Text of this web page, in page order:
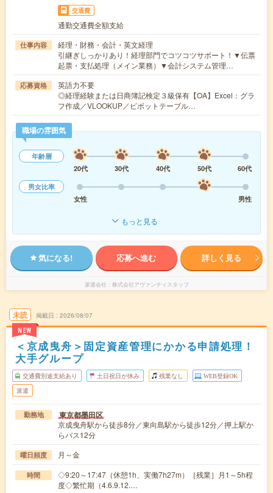
交通費
通勤交通費全額支給
仕事内容
経理・財務・会計・英文経理
引継ぎしっかりあり！経理部門でコツコツサポート！▼伝票
起票・支払処理（メイン業務）▼会計システム管理…
応募資格
英語力不要
◎経理経験または日商簿記検定３級保有【OA】Excel：グラ
フ作成／VLOOKUP／ピボットテーブル…
職場の雰囲気
年齢層
20代
30代 40代 50代
60代
男女比率
女性
男性
もっと見る
気になる! 応募へ進む 詳しく見る
派遣会社 株式会社アヴァンティスタッフ
未読
NEW
掲載日 2026/08/07
＜京成曳舟＞固定資産管理にかかる申請処理！
大手グループ
交通費別途支給あり 土日祝日が休み 残業なし WEB登録OK
派遣
勤務地 東京都墨田区
京成曳舟駅から徒歩8分／東向島駅から徒歩12分／押上駅か
らバス12分
曜日頻度 月～金
時間
◇9:20～17:47（休憩1h、実働7h27m）［残業］月1～5h程
度◇繁忙期（4.6.9.12.…